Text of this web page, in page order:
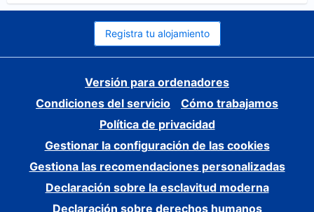
Registra tu alojamiento
Versión para ordenadores
Condiciones del servicio
Cómo trabajamos
Política de privacidad
Gestionar la configuración de las cookies
Gestiona las recomendaciones personalizadas
Declaración sobre la esclavitud moderna
Declaración sobre derechos humanos